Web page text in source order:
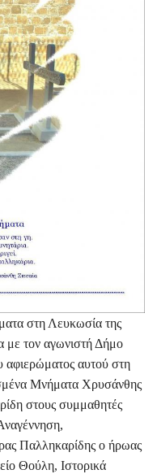
στη Λευκωσία της
με τον αγωνιστή Δήμο
αφιερώματος αυτού στη
Μνήματα Χρυσάνθης
στους συμμαθητές
Παλληκαρίδης ο ήρωας
Θούλη, Ιστορικά